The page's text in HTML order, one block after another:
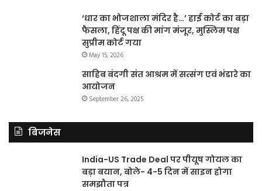
‘धार का भोजशाला मंदिर है…’ हाई कोर्ट का बड़ा
फैसला, हिंदू पक्ष की मांग मंजूर, मुस्लिम पक्ष
सुप्रीम कोर्ट गया
May 15, 2026
साहिब बंदगी संत आश्रम में सत्संग एवं भंडारे का
आयोजन
September 26, 2025
बिजनेस
India-US Trade Deal पर पीयूष गोयल का
बड़ा बयान, बोले- 4-5 दिन में साइन होगा
समझौता पत्र